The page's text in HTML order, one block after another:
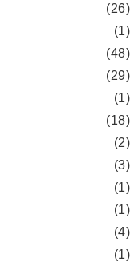
(26)
(1)
(48)
(29)
(1)
(18)
(2)
(3)
(1)
(1)
(4)
(1)